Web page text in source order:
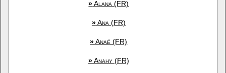
»Alana (FR)
»Ana (FR)
»Anaë (FR)
»Anahy (FR)